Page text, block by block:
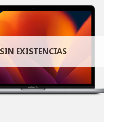
SIN EXISTENCIAS